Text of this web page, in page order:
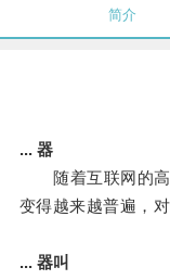
简介
... 器
随着互联网的高
变得越来越普遍，
... 器叫